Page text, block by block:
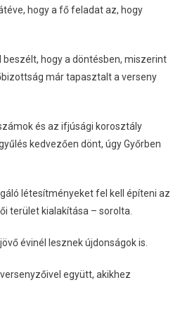
hogy a fő feladat az, hogy
hogy a döntésben, miszerint
már tapasztalt a verseny
és az ifjúsági korosztály
kedvezően dönt, úgy Győrben
létesítményeket fel kell építeni az
terület kialakítása – sorolta.
évinél lesznek újdonságok is.
együtt, akikhez